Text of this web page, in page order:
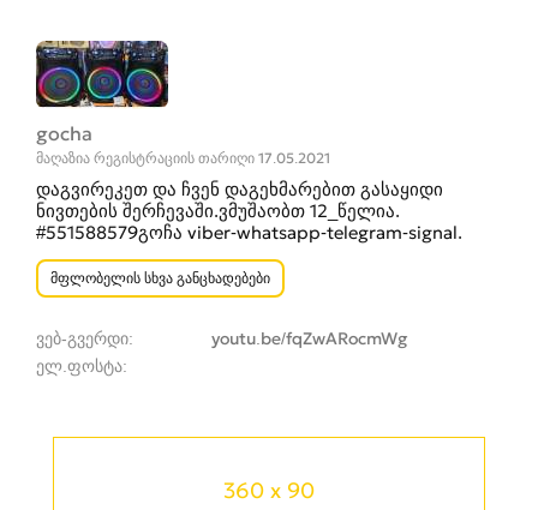
360 x 90
gocha
მაღაზია რეგისტრაციის თარიღი 17.05.2021
დაგვირეკეთ და ჩვენ დაგეხმარებით გასაყიდი
ნივთების შერჩევაში.ვმუშაობთ 12_წელია.
#551588579გოჩა viber-whatsapp-telegram-signal.
მფლობელის სხვა განცხადებები
ვებ-გვერდი
youtu.be/fqZwARocmWg
ელ.ფოსტა